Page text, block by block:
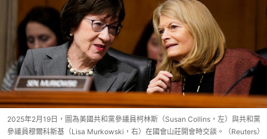
2025年2月19日，圖為美國共和黨參議員柯林斯（Susan Collins，左）與共和黨
參議員穆爾科斯基（Lisa Murkowski，右）在國會山莊開會時交談。（Reuters）